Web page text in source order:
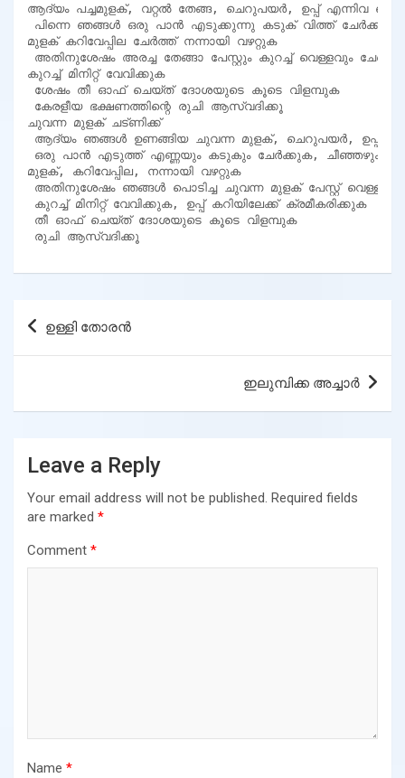
ആദ്യം പച്ചമുളക്, വറ്റൽ തേങ്ങ, ചെറുപയർ, ഉപ്പ് എന്നിവ
പിന്നെ ഞങ്ങൾ ഒരു പാൻ എടുക്കുന്നു കടുക് വിത്ത് ചേർക്കുക
മുളക് കറിവേപ്പില ചേർത്ത് നന്നായി വഴറ്റുക
അതിനുശേഷം അരച്ച തേങ്ങാ പേസ്റ്റും കുറച്ച് വെള്ളവും
കുറച്ച് മിനിറ്റ് വേവിക്കുക
ശേഷം തീ ഓഫ് ചെയ്ത് ദോശയുടെ കൂടെ വിളമ്പുക
കേരളീയ ഭക്ഷണത്തിന്റെ രുചി ആസ്വദിക്കൂ
ചുവന്ന മുളക് ചട്ണിക്ക്
ആദ്യം ഞങ്ങൾ ഉണങ്ങിയ ചുവന്ന മുളക്, ചെറുപയർ, ഉപ്പ്
ഒരു പാൻ എടുത്ത് എണ്ണയും കടുകും ചേർക്കുക, ചീഞ്ഞഴുകാൻ
മുളക്, കറിവേപ്പില, നന്നായി വഴറ്റുക
അതിനുശേഷം ഞങ്ങൾ പൊടിച്ച ചുവന്ന മുളക് പേസ്റ്റ് വെള്ളം
കുറച്ച് മിനിറ്റ് വേവിക്കുക, ഉപ്പ് കറിയിലേക്ക് ക്രമീകരിക്കുക
തീ ഓഫ് ചെയ്ത് ദോശയുടെ കൂടെ വിളമ്പുക
രുചി ആസ്വദിക്കൂ
Post
navigation
ഉള്ളി തോരൻ
ഇലുമ്പിക്ക അച്ചാർ
Leave a Reply
Your email address will not be published. Required fields
are marked *
Comment *
Name *